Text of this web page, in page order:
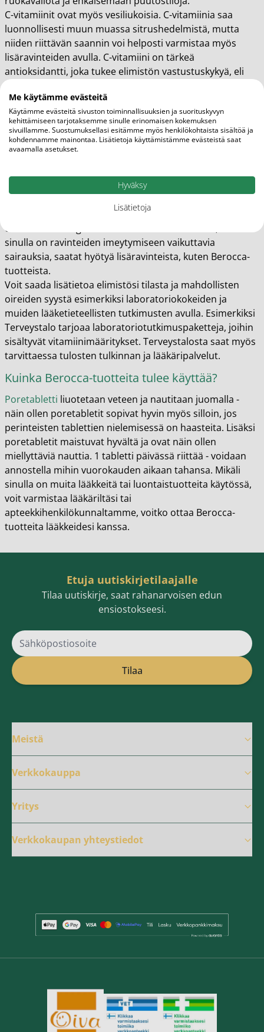
C-vitamiinit ovat myös vesiliukoisia. C-vitamiinia saa
luonnollisesti muun muassa sitrushedelmistä, mutta
niiden riittävän saannin voi helposti varmistaa myös
lisäravinteiden avulla. C-vitamiini on tärkeä
antioksidantti, joka tukee elimistön vastustuskykyä, eli
Kalsium ja magnesium ovat kivennäisaineita, jotka
tukevat luuston hyvinvointia ja vahvuutta. Lisäksi
kalsiumia ja magnesiumia tarvitaan lihaksiston ja
hermoston optimaalisen toiminnan tueksi.
Vitamiinien ja kivennäisaineiden puutteet voivat ilmetä
jopa rytmihäiriöihin. Mikäli ruokavaliosi on yksipuolinen
esimerkiksi allergioiden tai vakaumusten vuoksi, tai
sinulla on ravinteiden imeytymiseen vaikuttavia
sairauksia, saatat hyötyä lisäravinteista, kuten Berocca-
tuotteista.
Voit saada lisätietoa elimistösi tilasta ja mahdollisten
oireiden syystä esimerkiksi laboratoriokokeiden ja
muiden lääketieteellisten tutkimusten avulla. Esimerkiksi
Terveystalo tarjoaa laboratoriotutkimuspaketteja, joihin
sisältyvät vitamiinimääritykset. Terveystalosta saat myös
tarvittaessa tulosten tulkinnan ja lääkäripalvelut.
Kuinka Berocca-tuotteita tulee käyttää?
Poretabletti liuotetaan veteen ja nautitaan juomalla -
näin ollen poretabletit sopivat hyvin myös silloin, jos
perinteisten tablettien nielemisessä on haasteita. Lisäksi
poretabletit maistuvat hyvältä ja ovat näin ollen
miellyttäviä nauttia. 1 tabletti päivässä riittää - voidaan
annostella mihin vuorokauden aikaan tahansa. Mikäli
sinulla on muita lääkkeitä tai luontaistuotteita käytössä,
voit varmistaa lääkäriltäsi tai
apteekkihenkilökunnaltamme, voitko ottaa Berocca-
tuotteita lääkkeidesi kanssa.
Etuja uutiskirjetilaajalle
Tilaa uutiskirje, saat rahanarvoisen edun
ensiostokseesi.
Sähköpostiosoite
Tilaa
Meistä
Verkkokauppa
Yritys
Verkkokaupan yhteystiedot
Me käytämme evästeitä
Käytämme evästeitä sivuston toiminnallisuuksien ja suorituskyvyn
kehittämiseen tarjotaksemme sinulle erinomaisen kokemuksen
sivuillamme. Suostumuksellasi esitämme myös henkilökohtaista sisältöä ja
kohdennamme mainontaa. Lisätietoja käyttämistämme evästeistä saat
avaamalla asetukset.
Hyväksy
Lisätietoja